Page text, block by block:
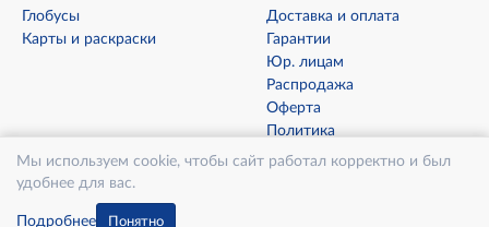
Мы используем cookie, чтобы сайт работал корректно и был
удобнее для вас.
Подробнее Понятно
Глобусы
Карты и раскраски
Доставка и оплата
Гарантии
Юр. лицам
Распродажа
Оферта
Политика
конфиденциальности